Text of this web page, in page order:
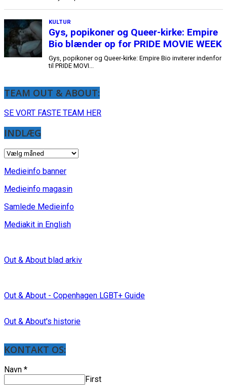
TEAM OUT & ABOUT:
SE VORT FASTE TEAM HER
INDLÆG
INDLÆG
Medieinfo banner
Medieinfo magasin
Samlede Medieinfo
Mediakit in English
Out & About blad arkiv
Out & About - Copenhagen LGBT+ Guide
Out & About's historie
KONTAKT OS:
Navn *
First